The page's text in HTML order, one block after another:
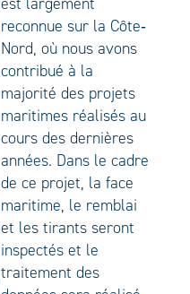
reconnue sur la Côte‐
Nord, où nous avons
contribué à la
majorité des projets
maritimes réalisés au
cours des dernières
années. Dans le cadre
de ce projet, la face
maritime, le remblai
et les tirants seront
inspectés et le
traitement des